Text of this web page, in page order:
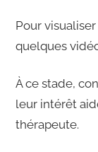
Pour
quelques
À ce stade,
leur intérêt
thérapeute.